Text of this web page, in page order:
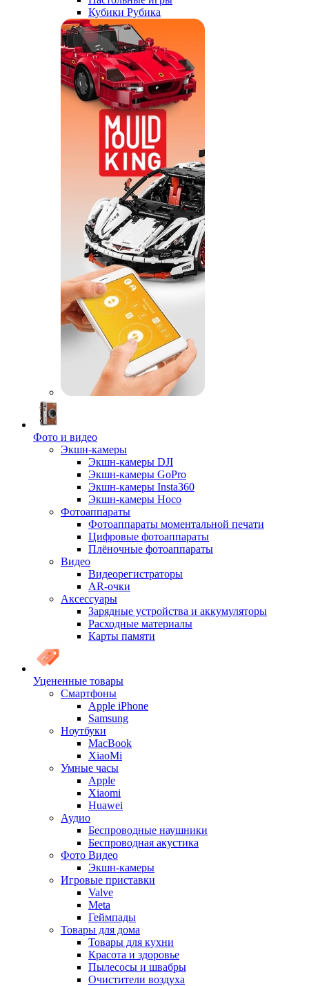
Кубики Рубика
Фото и видео
Экшн-камеры
Экшн-камеры DJI
Экшн-камеры GoPro
Экшн-камеры Insta360
Экшн-камеры Hoco
Фотоаппараты
Фотоаппараты моментальной печати
Цифровые фотоаппараты
Плёночные фотоаппараты
Видео
Видеорегистраторы
AR-очки
Аксессуары
Зарядные устройства и аккумуляторы
Расходные материалы
Карты памяти
Уцененные товары
Cмартфоны
Apple iPhone
Samsung
Ноутбуки
MacBook
XiaoMi
Умные часы
Apple
Xiaomi
Huawei
Аудио
Беспроводные наушники
Беспроводная акустика
Фото Видео
Экшн-камеры
Игровые приставки
Valve
Meta
Геймпады
Товары для дома
Товары для кухни
Красота и здоровье
Пылесосы и швабры
Очистители воздуха